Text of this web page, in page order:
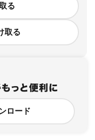
る
取る
ロード